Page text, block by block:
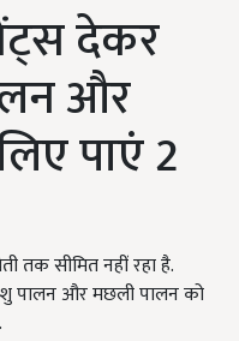
देकर
और
पाएं 2
तक सीमित नहीं रहा है.
पालन और मछली पालन को